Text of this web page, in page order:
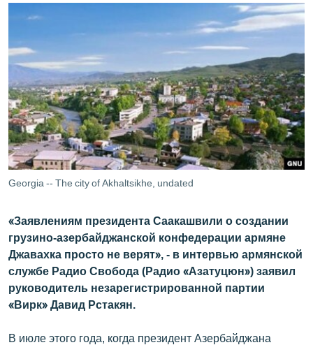
ՏԱՐԱԾԱՇՐՋԱՆ
ՄԻՋԱԶԳԱՅԻՆ
ՄՇԱԿՈՒՅԹ
ՍՊՈՐՏ
ՄԵԿՆԱԲԱՆՈՒԹՅՈՒՆ
ՏՏ ԵՒ ԻՆՏԵՐՆԵՏ
ՏԵՍԱՆՅՈՒԹԵՐ
ԲԱՆԱՎԵՃ
ՁԳՏԵԼՈՎ ԼԱՎԱԳՈՒՅՆԻՆ
ՓՈԴՔԱՍԹ
Հայերեն
Georgia -- The city of Akhaltsikhe, undated
«Заявлениям президента Саакашвили о создании
грузино-азербайджанской конфедерации армяне
Джавахка просто не верят», - в интервью армянской
службе Радио Свобода (Радио «Азатуцюн») заявил
руководитель незарегистрированной партии
«Вирк» Давид Рстакян.
В июле этого года, когда президент Азербайджана